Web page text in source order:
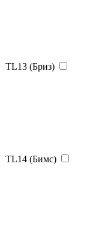
TL13 (Бриз)
TL14 (Бимс)